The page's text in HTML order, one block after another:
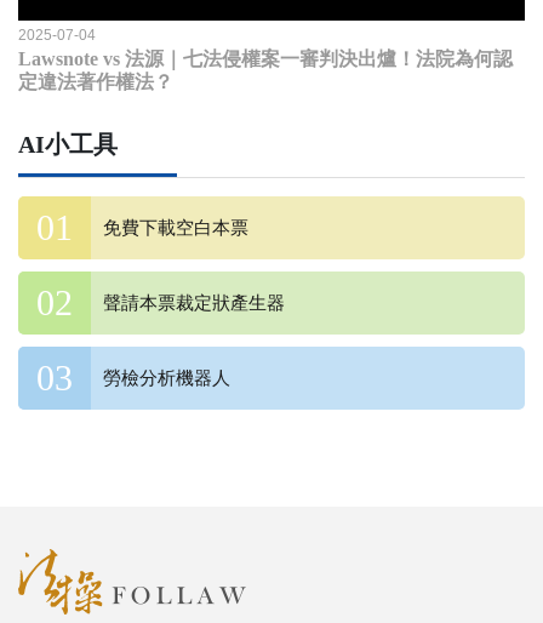
2025-07-04
Lawsnote vs 法源｜七法侵權案一審判決出爐！法院為何認
定違法著作權法？
AI小工具
免費下載空白本票
聲請本票裁定狀產生器
勞檢分析機器人